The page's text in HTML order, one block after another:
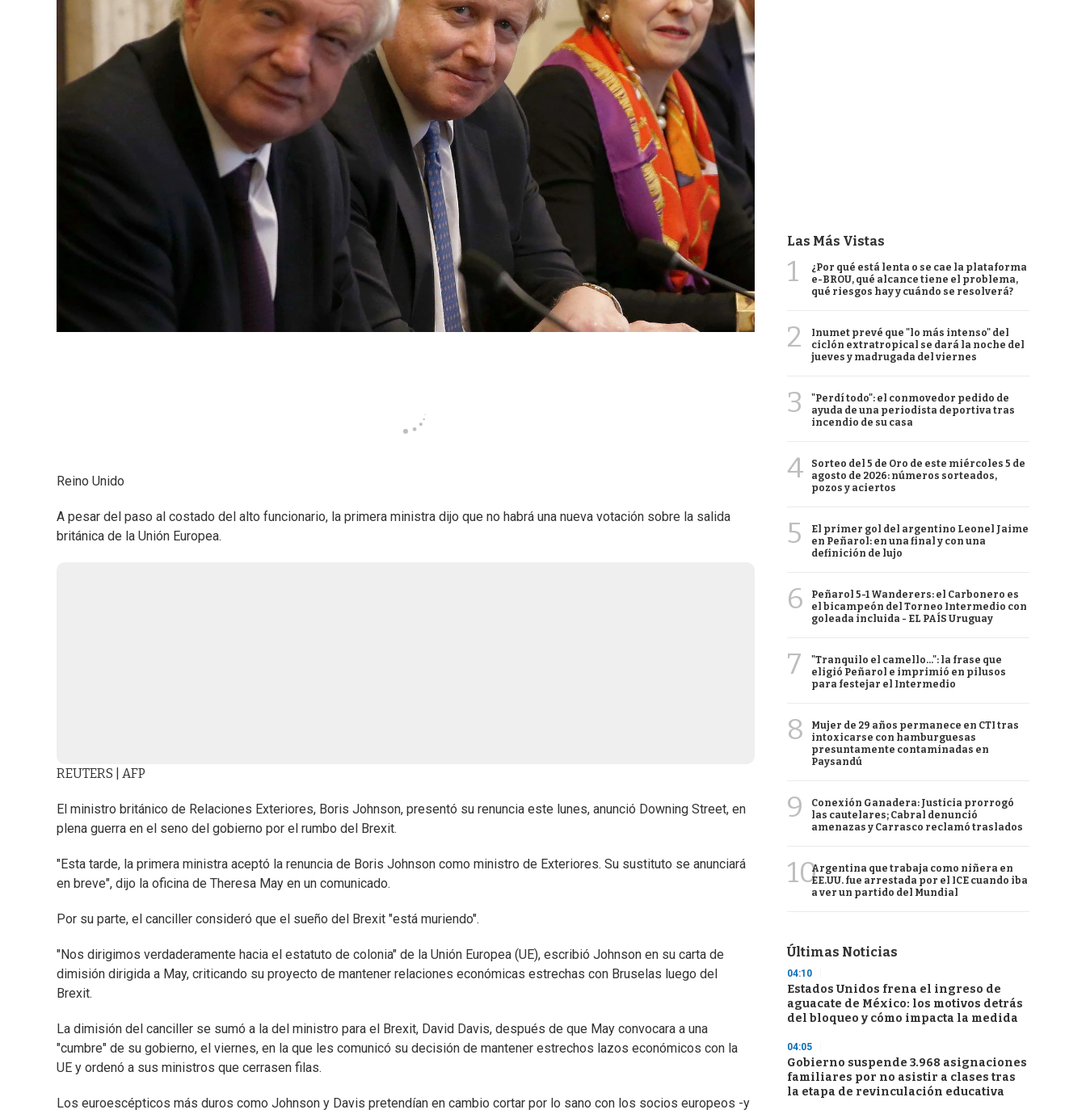
Reino Unido
A pesar del paso al costado del alto funcionario, la primera ministra dijo que no habrá una nueva votación sobre la salida
británica de la Unión Europea.
REUTERS | AFP
El ministro británico de Relaciones Exteriores, Boris Johnson, presentó su renuncia este lunes, anunció Downing Street, en
plena guerra en el seno del gobierno por el rumbo del Brexit.
"Esta tarde, la primera ministra aceptó la renuncia de Boris Johnson como ministro de Exteriores. Su sustituto se anunciará
en breve", dijo la oficina de Theresa May en un comunicado.
Por su parte, el canciller consideró que el sueño del Brexit "está muriendo".
"Nos dirigimos verdaderamente hacia el estatuto de colonia" de la Unión Europea (UE), escribió Johnson en su carta de
dimisión dirigida a May, criticando su proyecto de mantener relaciones económicas estrechas con Bruselas luego del
Brexit.
La dimisión del canciller se sumó a la del ministro para el Brexit, David Davis, después de que May convocara a una
"cumbre" de su gobierno, el viernes, en la que les comunicó su decisión de mantener estrechos lazos económicos con la
UE y ordenó a sus ministros que cerrasen filas.
Los euroescépticos más duros como Johnson y Davis pretendían en cambio cortar por lo sano con los socios europeos -y
Las Más Vistas
1
¿Por qué está lenta o se cae la plataforma
e-BROU, qué alcance tiene el problema,
qué riesgos hay y cuándo se resolverá?
2
Inumet prevé que "lo más intenso" del
ciclón extratropical se dará la noche del
jueves y madrugada del viernes
3
"Perdí todo": el conmovedor pedido de
ayuda de una periodista deportiva tras
incendio de su casa
4
Sorteo del 5 de Oro de este miércoles 5 de
agosto de 2026: números sorteados,
pozos y aciertos
5
El primer gol del argentino Leonel Jaime
en Peñarol: en una final y con una
definición de lujo
6
Peñarol 5-1 Wanderers: el Carbonero es
el bicampeón del Torneo Intermedio con
goleada incluida - EL PAÍS Uruguay
7
"Tranquilo el camello...": la frase que
eligió Peñarol e imprimió en pilusos
para festejar el Intermedio
8
Mujer de 29 años permanece en CTI tras
intoxicarse con hamburguesas
presuntamente contaminadas en
Paysandú
9
Conexión Ganadera: Justicia prorrogó
las cautelares; Cabral denunció
amenazas y Carrasco reclamó traslados
10Argentina que trabaja como niñera en
EE.UU. fue arrestada por el ICE cuando iba
a ver un partido del Mundial
Últimas Noticias
04:10
Estados Unidos frena el ingreso de
aguacate de México: los motivos detrás
del bloqueo y cómo impacta la medida
04:05
Gobierno suspende 3.968 asignaciones
familiares por no asistir a clases tras
la etapa de revinculación educativa